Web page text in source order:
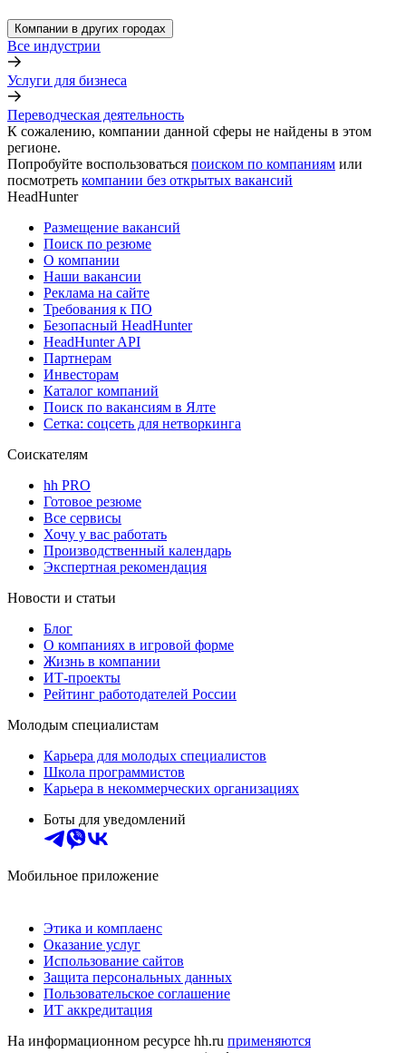
Компании в других городах
Все индустрии
Услуги для бизнеса
Переводческая деятельность
К сожалению, компании данной сферы не найдены в этом
регионе.
Попробуйте воспользоваться поиском по компаниям или
посмотреть компании без открытых вакансий
HeadHunter
Размещение вакансий
Поиск по резюме
О компании
Наши вакансии
Реклама на сайте
Требования к ПО
Безопасный HeadHunter
HeadHunter API
Партнерам
Инвесторам
Каталог компаний
Поиск по вакансиям в Ялте
Сетка: соцсеть для нетворкинга
Соискателям
hh PRO
Готовое резюме
Все сервисы
Хочу у вас работать
Производственный календарь
Экспертная рекомендация
Новости и статьи
Блог
О компаниях в игровой форме
Жизнь в компании
ИТ-проекты
Рейтинг работодателей России
Молодым специалистам
Карьера для молодых специалистов
Школа программистов
Карьера в некоммерческих организациях
Боты для уведомлений
Мобильное приложение
Этика и комплаенс
Оказание услуг
Использование сайтов
Защита персональных данных
Пользовательское соглашение
ИТ аккредитация
На информационном ресурсе hh.ru применяются